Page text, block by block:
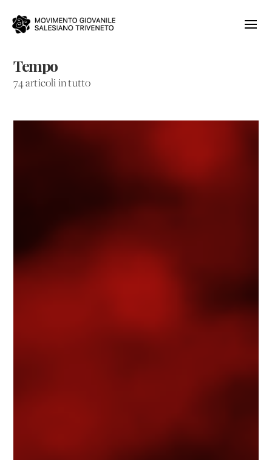
Tempo
74 articoli in tutto